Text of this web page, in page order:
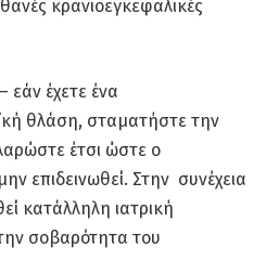
κρανιοεγκεφαλικές
– εάν έχετε ένα
θλάση, σταματήστε την
έτσι ώστε ο
επιδεινωθεί. Στην συνέχεια
κατάλληλη ιατρική
σοβαρότητα του